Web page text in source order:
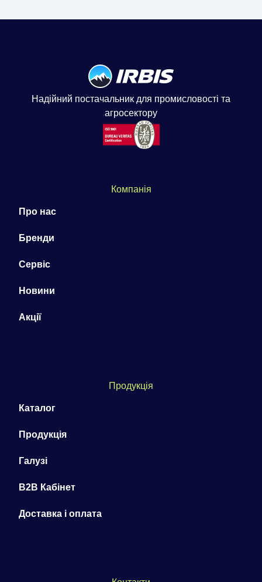
Надійний постачальник для промисловості та
агросектору
Компанія
Про нас
Бренди
Сервіс
Новини
Акції
Продукція
Каталог
Продукція
Галузі
B2B Кабінет
Доставка і оплата